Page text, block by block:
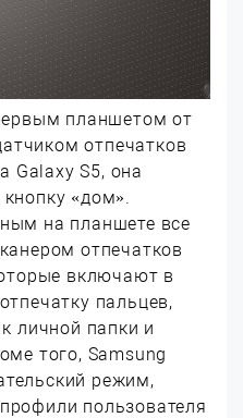
планшетом от
отпечатков
Galaxy S5, она
«дом».
на планшете все
отпечатков
включают в
пальцев,
личной папки и
того, Samsung
режим,
пользователя